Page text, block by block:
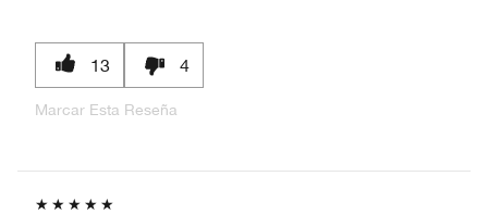
13 4
Marcar Esta Reseña